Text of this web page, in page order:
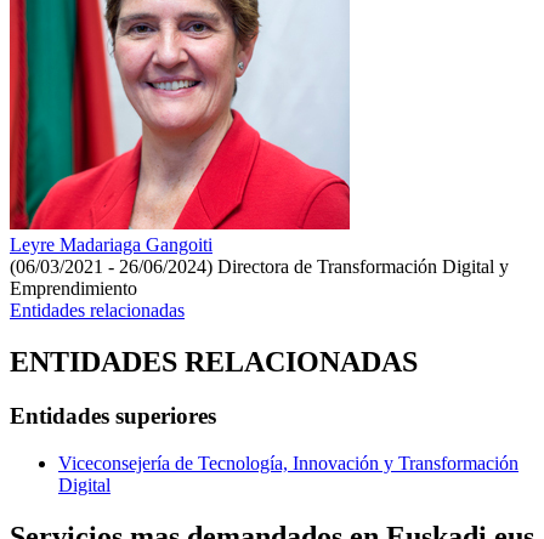
Leyre Madariaga Gangoiti
(06/03/2021 - 26/06/2024) Directora de Transformación Digital y
Emprendimiento
Entidades relacionadas
ENTIDADES RELACIONADAS
Entidades superiores
Viceconsejería de Tecnología, Innovación y Transformación
Digital